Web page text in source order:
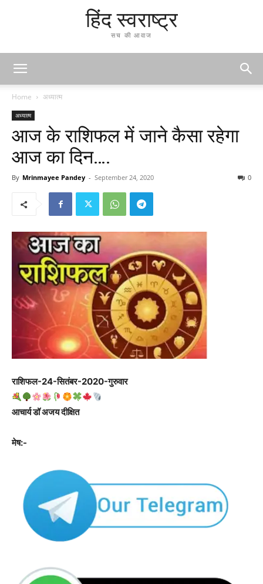
हिंद स्वराष्ट्र
सच की आवाज
Home अध्यात्म
अध्यात्म
आज के राशिफल में जाने कैसा रहेगा
आज का दिन….
By Mrinmayee Pandey - September 24, 2020 0
राशिफल-24-सितंबर-2020-गुरुवार
आचार्य डॉ अजय दीक्षित
मेष:-